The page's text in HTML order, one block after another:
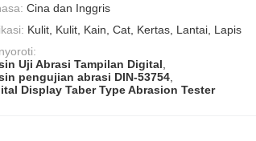
Cina dan Inggris
Kulit, Kulit, Kain, Cat, Kertas, Lantai, Lapis
Uji Abrasi Tampilan Digital,
pengujian abrasi DIN-53754,
Display Taber Type Abrasion Tester